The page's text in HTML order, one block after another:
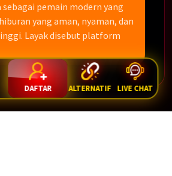
sebagai pemain modern yang
yang aman, nyaman, dan
Layak disebut platform
DAFTAR ALTERNATIF LIVE CHAT